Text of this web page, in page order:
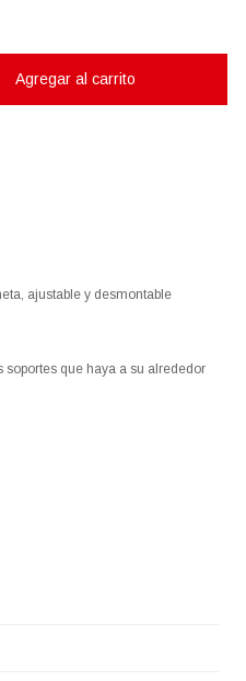
ajustable y desmontable
soportes que haya a su alrededor